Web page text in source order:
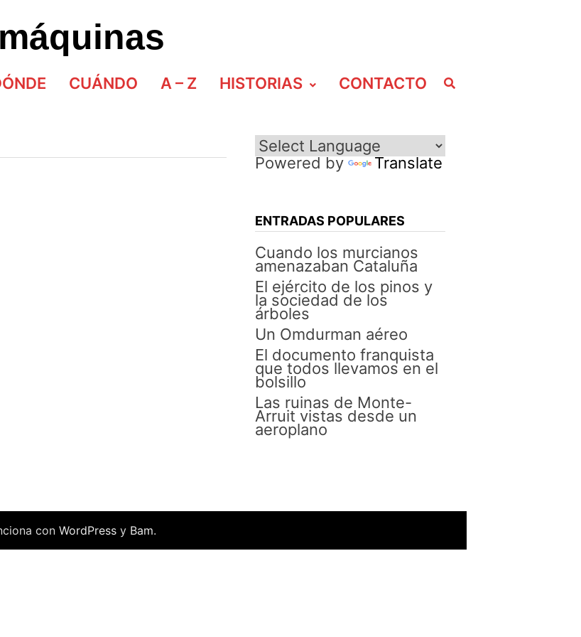
CUÁNDO A – Z HISTORIAS CONTACTO
Powered by Translate
ENTRADAS POPULARES
Cuando los murcianos
amenazaban Cataluña
El ejército de los pinos y
la sociedad de los
árboles
Un Omdurman aéreo
El documento franquista
que todos llevamos en el
bolsillo
Las ruinas de Monte-
Arruit vistas desde un
aeroplano
con WordPressy Bam.